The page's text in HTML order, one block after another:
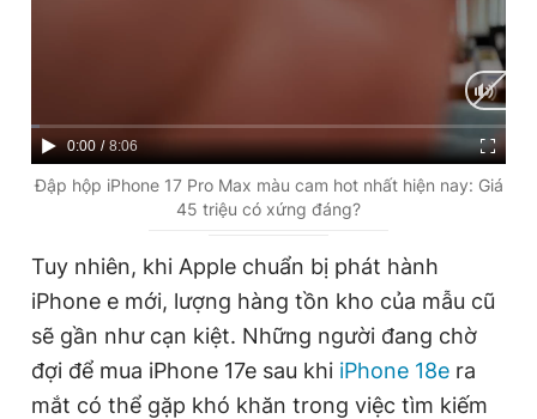
C
u
n
0:00 / D
u
n
8:06
Đập hộp iPhone 17 Pro Max màu cam hot nhất hiện nay: Giá
45 triệu có xứng đáng?
Tuy nhiên, khi Apple chuẩn bị phát hành
iPhone e mới, lượng hàng tồn kho của mẫu cũ
sẽ gần như cạn kiệt. Những người đang chờ
đợi để mua iPhone 17e sau khi iPhone 18e ra
mắt có thể gặp khó khăn trong việc tìm kiếm